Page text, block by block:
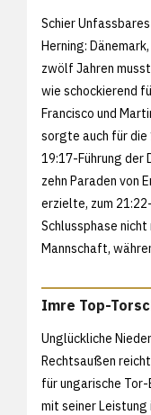
Schier
Herning:
zwölf Jahren
wie schockierend
Francisco und
sorgte auch für die
19:17-Führung der
zehn Paraden von
erzielte, zum
Schlussphase
Mannschaft,
Imre Top-
Unglückliche
Rechtsaußen
für ungarische
mit seiner Leistung